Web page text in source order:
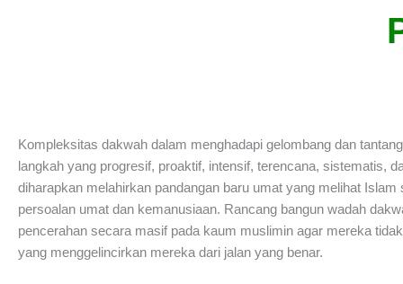
Kompleksitas dakwah dalam menghadapi gelombang dan
langkah yang progresif, proaktif, intensif, terencana, sistematis,
diharapkan melahirkan pandangan baru umat yang melihat
persoalan umat dan kemanusiaan. Rancang bangun wadah
pencerahan secara masif pada kaum muslimin agar mereka
yang menggelincirkan mereka dari jalan yang benar.